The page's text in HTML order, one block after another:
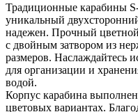
Традиционные карабины
уникальный
надежен. Прочный
с двойным затвором из
размеров. Наслаждайтесь
для организации и
водой.
Корпус карабина выполнен
цветовых вариантах.